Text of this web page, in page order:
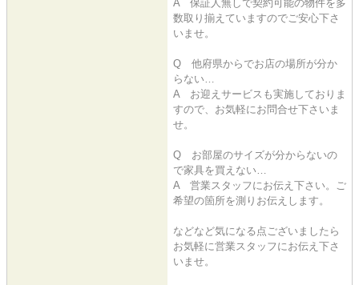
A 保証人無しで契約可能の物件を多
数取り揃えていますのでご安心下さ
いませ。
Q 他府県からでお店の場所が分か
らない…
A お迎えサービスも実施しておりま
すので、お気軽にお問合せ下さいま
せ。
Q お部屋のサイズが分からないの
で家具を買えない…
A 営業スタッフにお伝え下さい。ご
希望の箇所を測りお伝えします。
などなど気になる点ございましたら
お気軽に営業スタッフにお伝え下さ
いませ。